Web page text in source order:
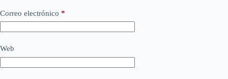
Correo electrónico *
Web